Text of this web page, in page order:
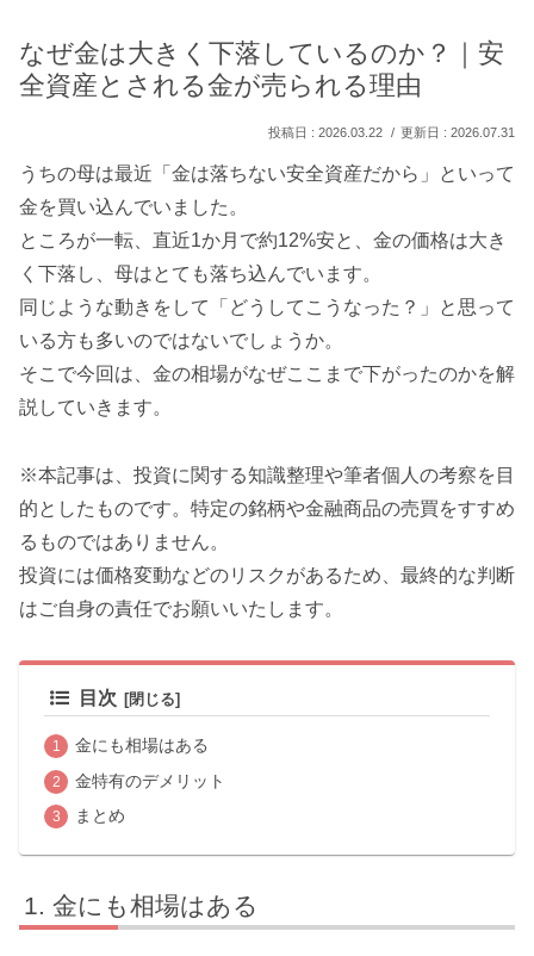
なぜ金は大きく下落しているのか？｜安
全資産とされる金が売られる理由
2026.03.22 2026.07.31
うちの母は最近「金は落ちない安全資産だから」といって
金を買い込んでいました。
ところが一転、直近1か月で約12%安と、金の価格は大き
く下落し、母はとても落ち込んでいます。
同じような動きをして「どうしてこうなった？」と思って
いる方も多いのではないでしょうか。
そこで今回は、金の相場がなぜここまで下がったのかを解
説していきます。
※本記事は、投資に関する知識整理や筆者個人の考察を目
的としたものです。特定の銘柄や金融商品の売買をすすめ
るものではありません。
投資には価格変動などのリスクがあるため、最終的な判断
はご自身の責任でお願いいたします。
目次
金にも相場はある
金特有のデメリット
まとめ
金にも相場はある